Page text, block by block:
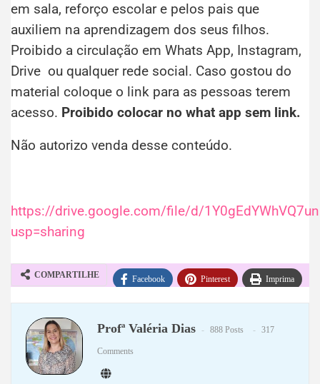
em sala, reforço escolar e pelos pais que
auxiliem na aprendizagem dos seus filhos.
Proibido a circulação em Whats App, Instagram,
Drive ou qualquer rede social. Caso gostou do
material coloque o link para as pessoas terem
acesso. Proibido colocar no what app sem link.
Não autorizo venda desse conteúdo.
https://drive.google.com/file/d/
usp=sharing
COMPARTILHE Facebook Pinterest Imprima
Profª Valéria Dias 888 Posts 317
Comments